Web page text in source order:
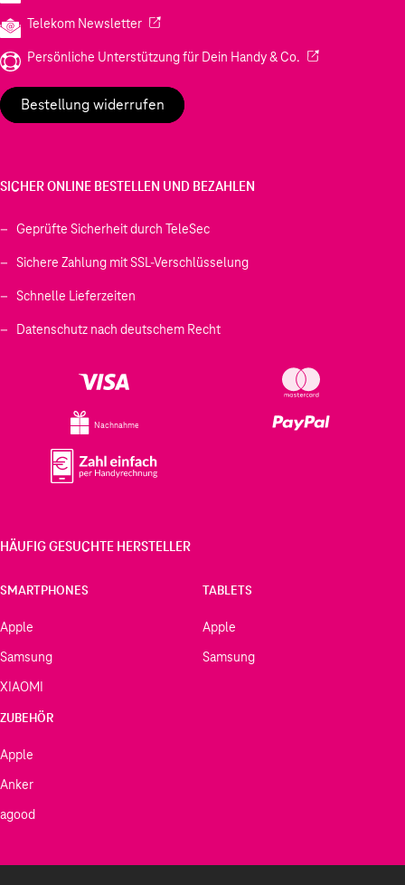
Telekom Newsletter(Wird in einem neuen Tab geöffnet)
Persönliche Unterstützung für Dein Handy & Co. (Wird in einem
Bestellung widerrufen
SICHER ONLINE BESTELLEN UND BEZAHLEN
Geprüfte Sicherheit durch TeleSec
Sichere Zahlung mit SSL-Verschlüsselung
Schnelle Lieferzeiten
Datenschutz nach deutschem Recht
Nachnahme
HÄUFIG GESUCHTE HERSTELLER
SMARTPHONES
Apple
Samsung
XIAOMI
TABLETS
Apple
Samsung
ZUBEHÖR
Apple
Anker
agood